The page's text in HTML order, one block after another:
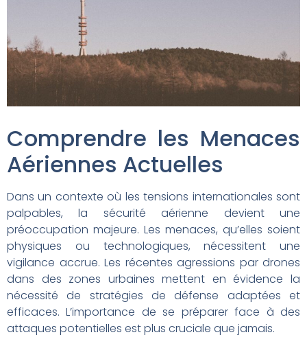
Comprendre les Menaces
Aériennes Actuelles
Dans un contexte où les tensions internationales sont
palpables, la sécurité aérienne devient une
préoccupation majeure. Les menaces, qu’elles soient
physiques ou technologiques, nécessitent une
vigilance accrue. Les récentes agressions par drones
dans des zones urbaines mettent en évidence la
nécessité de stratégies de défense adaptées et
efficaces. L’importance de se préparer face à des
attaques potentielles est plus cruciale que jamais.